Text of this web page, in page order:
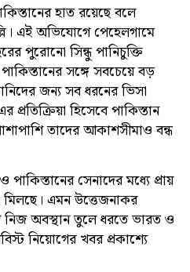
হাত রয়েছে বলে
এই অভিযোগে পেহেলগামে
পুরোনো সিন্ধু পানিচুক্তি
সঙ্গে সবচেয়ে বড়
জন্য সব ধরনের ভিসা
হিসেবে পাকিস্তান
তাদের আকাশসীমাও বন্ধ
পাকিস্তানের সেনাদের মধ্যে প্রায়
এমন উত্তেজনাকর
নিজ অবস্থান তুলে ধরতে ভারত ও
নিয়োগের খবর প্রকাশ্যে